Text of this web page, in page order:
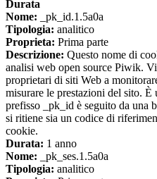
Durata
Nome: _pk_id.1.5a0a
Tipologia: analitico
Proprieta: Prima parte
Descrizione: Questo nome di
analisi web open source Piwik.
proprietari di siti Web a
misurare le prestazioni del sito.
prefisso _pk_id è seguito da una
si ritiene sia un codice di
cookie.
Durata: 1 anno
Nome: _pk_ses.1.5a0a
Tipologia: analitico